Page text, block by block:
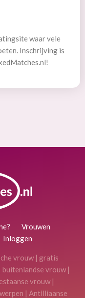
waar vele
Inschrijving is
Vrouwen
Inloggen
vrouw | gratis
buitenlandse vrouw |
vrouw |
| Antilliaanse